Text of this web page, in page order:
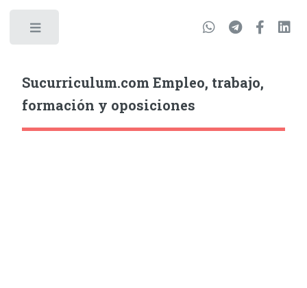
Sucurriculum.com Empleo, trabajo,
formación y oposiciones